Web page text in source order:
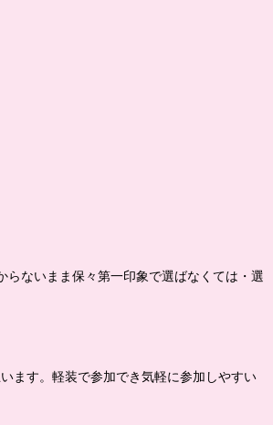
ないまま保々第一印象で選ばなくては・選
ます。軽装で参加でき気軽に参加しやすい